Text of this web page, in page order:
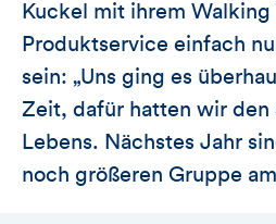
Kuckel mit ihrem Walking
Produktservice einfach
sein: „Uns ging es
Zeit, dafür hatten wir den
Lebens. Nächstes Jahr
noch größeren Gruppe